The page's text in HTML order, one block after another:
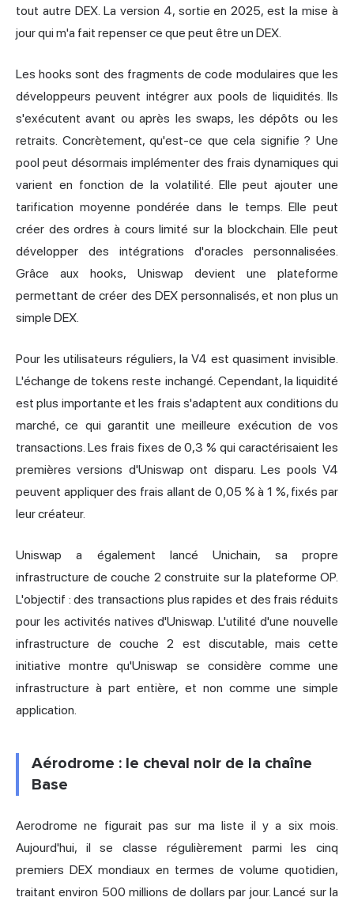
tout autre DEX. La version 4, sortie en 2025, est la mise à
jour qui m'a fait repenser ce que peut être un DEX.
Les hooks sont des fragments de code modulaires que les
développeurs peuvent intégrer aux pools de liquidités. Ils
s'exécutent avant ou après les swaps, les dépôts ou les
retraits. Concrètement, qu'est-ce que cela signifie ? Une
pool peut désormais implémenter des frais dynamiques qui
varient en fonction de la volatilité. Elle peut ajouter une
tarification moyenne pondérée dans le temps. Elle peut
créer des ordres à cours limité sur la blockchain. Elle peut
développer des intégrations d'oracles personnalisées.
Grâce aux hooks, Uniswap devient une plateforme
permettant de créer des DEX personnalisés, et non plus un
simple DEX.
Pour les utilisateurs réguliers, la V4 est quasiment invisible.
L'échange de tokens reste inchangé. Cependant, la liquidité
est plus importante et les frais s'adaptent aux conditions du
marché, ce qui garantit une meilleure exécution de vos
transactions. Les frais fixes de 0,3 % qui caractérisaient les
premières versions d'Uniswap ont disparu. Les pools V4
peuvent appliquer des frais allant de 0,05 % à 1 %, fixés par
leur créateur.
Uniswap a également lancé Unichain, sa propre
infrastructure de couche 2 construite sur la plateforme OP.
L'objectif : des transactions plus rapides et des frais réduits
pour les activités natives d'Uniswap. L'utilité d'une nouvelle
infrastructure de couche 2 est discutable, mais cette
initiative montre qu'Uniswap se considère comme une
infrastructure à part entière, et non comme une simple
application.
Aérodrome : le cheval noir de la chaîne
Base
Aerodrome ne figurait pas sur ma liste il y a six mois.
Aujourd'hui, il se classe régulièrement parmi les cinq
premiers DEX mondiaux en termes de volume quotidien,
traitant environ 500 millions de dollars par jour. Lancé sur la